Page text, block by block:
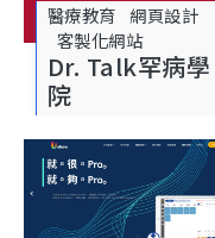
醫療教育
網頁設計
客製化網站
Dr. Talk罕病學
院